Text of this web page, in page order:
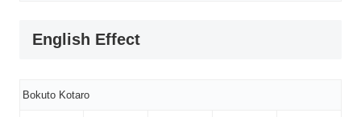
English Effect
Bokuto Kotaro